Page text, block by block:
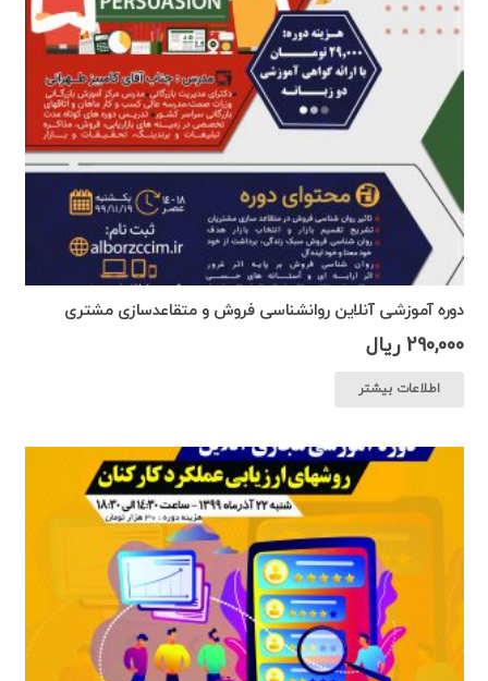
دوره آموزشی آنلاین روانشناسی فروش و متقاعدسازی مشتری
290,000 ریال
اطلاعات بیشتر